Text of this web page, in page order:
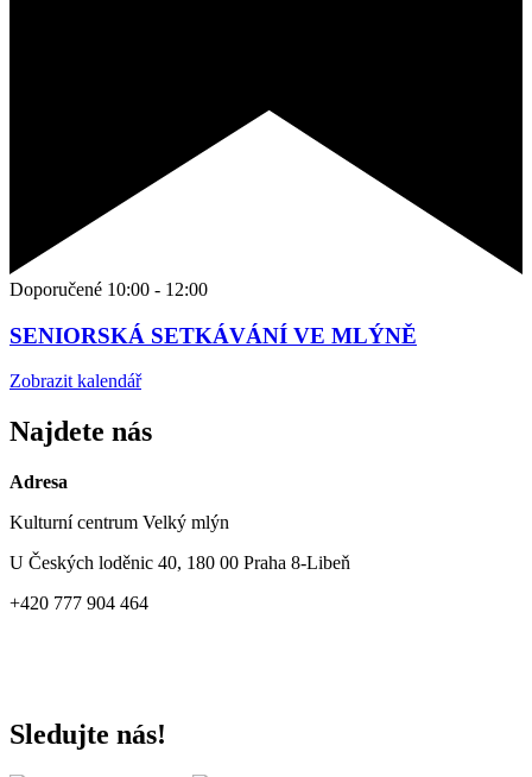
Doporučené 10:00 - 12:00
SENIORSKÁ SETKÁVÁNÍ VE MLÝNĚ
Zobrazit kalendář
Najdete nás
Adresa
Kulturní centrum Velký mlýn
U Českých loděnic 40, 180 00 Praha 8-Libeň
+420 777 904 464
Sledujte nás!